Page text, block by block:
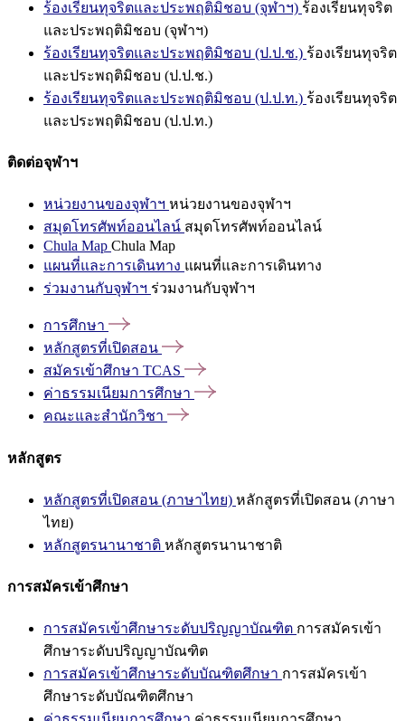
ร้องเรียนทุจริตและประพฤติมิชอบ (จุฬาฯ) ร้องเรียนทุจริต
และประพฤติมิชอบ (จุฬาฯ)
ร้องเรียนทุจริตและประพฤติมิชอบ (ป.ป.ช.) ร้องเรียนทุจริต
และประพฤติมิชอบ (ป.ป.ช.)
ร้องเรียนทุจริตและประพฤติมิชอบ (ป.ป.ท.) ร้องเรียนทุจริต
และประพฤติมิชอบ (ป.ป.ท.)
ติดต่อจุฬาฯ
หน่วยงานของจุฬาฯ หน่วยงานของจุฬาฯ
สมุดโทรศัพท์ออนไลน์ สมุดโทรศัพท์ออนไลน์
Chula Map Chula Map
แผนที่และการเดินทาง แผนที่และการเดินทาง
ร่วมงานกับจุฬาฯ ร่วมงานกับจุฬาฯ
การศึกษา
หลักสูตรที่เปิดสอน
สมัครเข้าศึกษา TCAS
ค่าธรรมเนียมการศึกษา
คณะและสำนักวิชา
หลักสูตร
หลักสูตรที่เปิดสอน (ภาษาไทย) หลักสูตรที่เปิดสอน (ภาษา
ไทย)
หลักสูตรนานาชาติ หลักสูตรนานาชาติ
การสมัครเข้าศึกษา
การสมัครเข้าศึกษาระดับปริญญาบัณฑิต การสมัครเข้า
ศึกษาระดับปริญญาบัณฑิต
การสมัครเข้าศึกษาระดับบัณฑิตศึกษา การสมัครเข้า
ศึกษาระดับบัณฑิตศึกษา